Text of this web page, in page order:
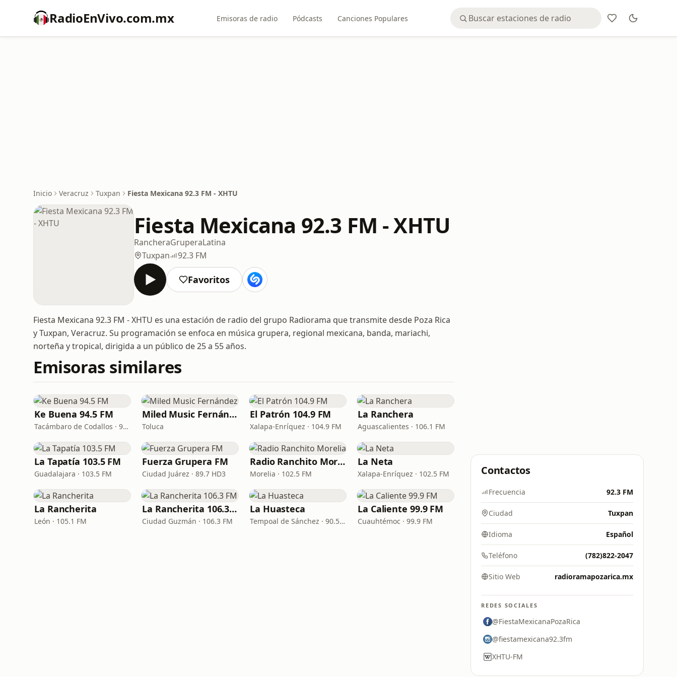
RadioEnVivo.com.mx Emisoras de radio Pódcasts Canciones Populares
Inicio Veracruz Tuxpan Fiesta Mexicana 92.3 FM - XHTU
Fiesta Mexicana 92.3 FM - XHTU
RancheraGruperaLatina
Tuxpan
92.3 FM
Favoritos
Fiesta Mexicana 92.3 FM - XHTU es una estación de radio del grupo Radiorama que transmite desde Poza Rica
y Tuxpan, Veracruz. Su programación se enfoca en música grupera, regional mexicana, banda, mariachi,
norteña y tropical, dirigida a un público de 25 a 55 años.
Emisoras similares
Ke Buena 94.5 FM
Tacámbaro de Codallos · 94.5 FM
Miled Music Fernández
Toluca
El Patrón 104.9 FM
Xalapa-Enríquez · 104.9 FM
La Ranchera
Aguascalientes · 106.1 FM
La Tapatía 103.5 FM
Guadalajara · 103.5 FM
Fuerza Grupera FM
Ciudad Juárez · 89.7 HD3
Radio Ranchito Morelia
Morelia · 102.5 FM
La Neta
Xalapa-Enríquez · 102.5 FM
La Rancherita
León · 105.1 FM
La Rancherita 106.3 FM
Ciudad Guzmán · 106.3 FM
La Huasteca
Tempoal de Sánchez · 90.5 FM
La Caliente 99.9 FM
Cuauhtémoc · 99.9 FM
Contactos
Frecuencia 92.3 FM
Ciudad Tuxpan
Idioma Español
Teléfono (782)822-2047
Sitio Web radioramapozarica.mx
REDES SOCIALES
@FiestaMexicanaPozaRica
@fiestamexicana92.3fm
XHTU-FM